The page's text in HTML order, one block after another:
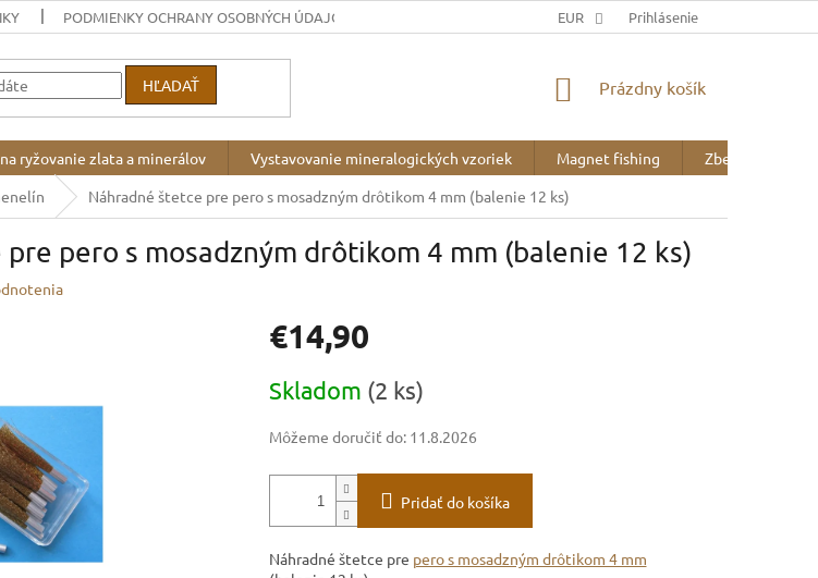
PODMIENKY OCHRANY OSOBNÝCH ÚDAJOV BLOG O NÁS
EUR Prihlásenie
HĽADAŤ
NÁKUPNÝ
Prázdny košík
ryžovanie zlata a minerálov Vystavovanie mineralogických vzoriek Magnet fishing
Zberateľské
Náhradné štetce pre pero s mosadzným drôtikom 4 mm (balenie 12 ks)
pero s mosadzným drôtikom 4 mm (balenie 12 ks)
€14,90
cena:
Skladom (2 ks)
Môžeme doručiť do: 11.8.2026
Pridať do košíka
Náhradné štetce pre pero s mosadzným drôtikom 4 mm